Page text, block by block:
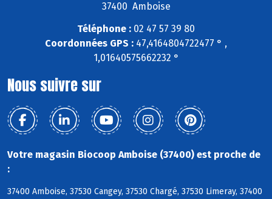
37400 Amboise
Téléphone : 02 47 57 39 80
Coordonnées GPS : 47,4164804722477 ° ,
1,01640575662232 °
Nous suivre sur
Votre magasin Biocoop Amboise (37400) est proche de
:
37400 Amboise, 37530 Cangey, 37530 Chargé, 37530 Limeray, 37400